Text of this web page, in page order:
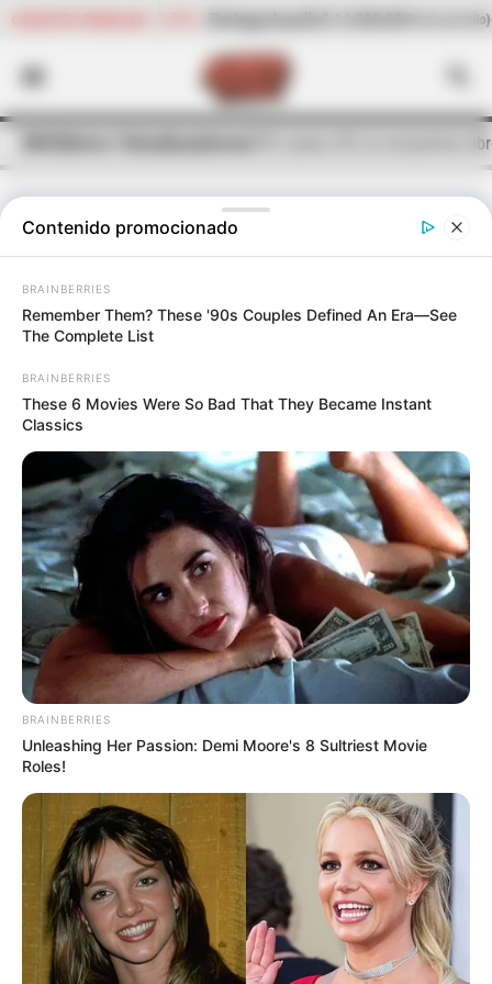
Cogote de carne de
195 camas UCI se encuentran
COVID-19
195 camas UCI se encuentran libres
en el Tolima
Según el último informe del INS, sólo 20 personas están
ocupando estas camas por Covid-19.
Gobernación del Huila
Más de 3.000 vacunas diarias se deben aplicar en el
Huila: Gobernador Luis Enrique Dussán López
Por:Sharlin Natalia Gutiérrez Reyes
Abril 9, 2021
Contenido promocionado
BRAINBERRIES
Remember Them? These '90s Couples Defined An Era—See
The Complete List
BRAINBERRIES
These 6 Movies Were So Bad That They Became Instant
Classics
BRAINBERRIES
Unleashing Her Passion: Demi Moore's 8 Sultriest Movie
Roles!